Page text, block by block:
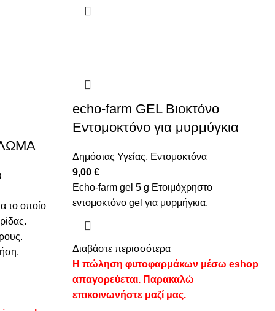
το οποίο
echo-farm GEL Βιοκτόνο
Εντομοκτόνο για μυρμύγκια
Δημόσιας Υγείας, Εντομοκτόνα
9,00 €
Echo-farm gel 5 g Eτοιμόχρηστο
εντομοκτόνο gel για μυρμήγκια.
Διαβάστε περισσότερα
Η πώληση φυτοφαρμάκων μέσω eshop
απαγορεύεται. Παρακαλώ
επικοινωνήστε μαζί μας.